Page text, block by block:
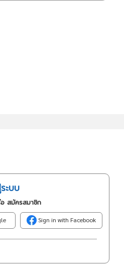
ะบบ
สมัครสมาชิก
Sign in with Facebook